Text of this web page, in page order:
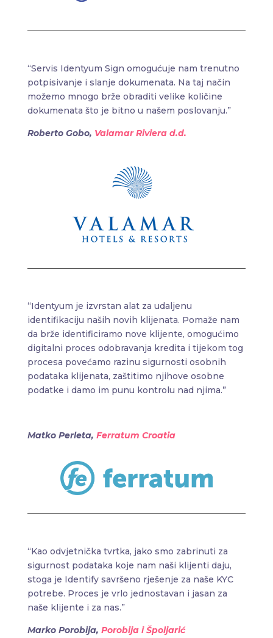
“Servis Identyum Sign omogućuje nam trenutno
potpisivanje i slanje dokumenata. Na taj način
možemo mnogo brže obraditi velike količine
dokumenata što je bitno u našem poslovanju.”
Roberto Gobo, Valamar Riviera d.d.
“Identyum je izvrstan alat za udaljenu
identifikaciju naših novih klijenata. Pomaže nam
da brže identificiramo nove klijente, omogućimo
digitalni proces odobravanja kredita i tijekom tog
procesa povećamo razinu sigurnosti osobnih
podataka klijenata, zaštitimo njihove osobne
podatke i damo im punu kontrolu nad njima.”
Matko Perleta, Ferratum Croatia
“Kao odvjetnička tvrtka, jako smo zabrinuti za
sigurnost podataka koje nam naši klijenti daju,
stoga je Identify savršeno rješenje za naše KYC
potrebe. Proces je vrlo jednostavan i jasan za
naše klijente i za nas.”
Marko Porobija, Porobija i Špoljarić